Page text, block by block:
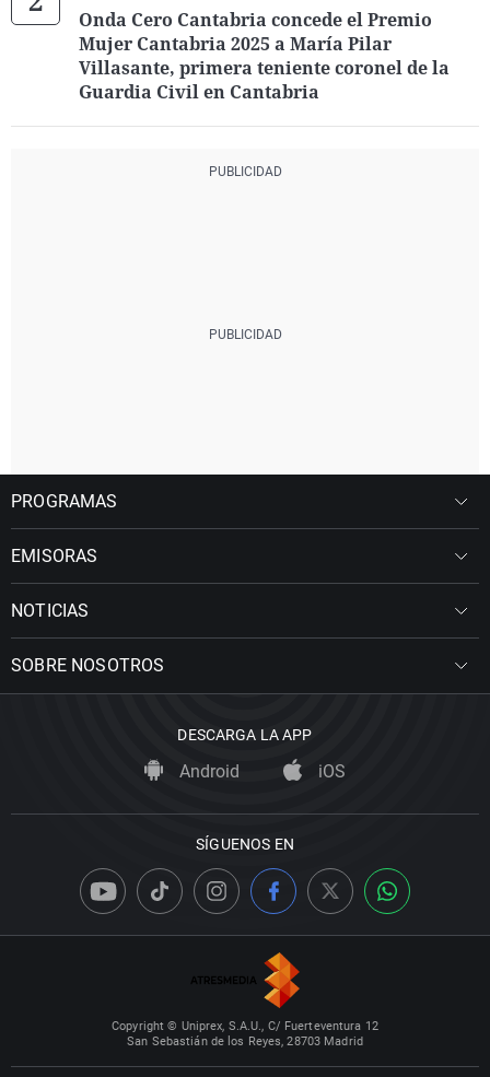
Onda Cero Cantabria concede el Premio
Mujer Cantabria 2025 a María Pilar
Villasante, primera teniente coronel de la
Guardia Civil en Cantabria
PROGRAMAS
EMISORAS
NOTICIAS
SOBRE NOSOTROS
DESCARGA LA APP
Android iOS
SÍGUENOS EN
Copyright © Uniprex, S.A.U., C/ Fuerteventura 12
San Sebastián de los Reyes, 28703 Madrid